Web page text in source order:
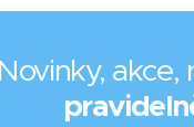
akce,